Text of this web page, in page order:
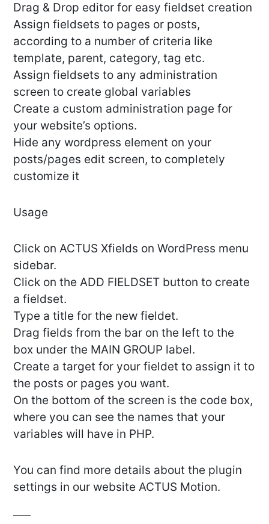
Drag & Drop editor for easy fieldset creation
Assign fieldsets to pages or posts,
according to a number of criteria like
template, parent, category, tag etc.
Assign fieldsets to any administration
screen to create global variables
Create a custom administration page for
your website’s options.
Hide any wordpress element on your
posts/pages edit screen, to completely
customize it
Usage
Click on ACTUS Xfields on WordPress menu
sidebar.
Click on the ADD FIELDSET button to create
a fieldset.
Type a title for the new fieldet.
Drag fields from the bar on the left to the
box under the MAIN GROUP label.
Create a target for your fieldet to assign it to
the posts or pages you want.
On the bottom of the screen is the code box,
where you can see the names that your
variables will have in PHP.
You can find more details about the plugin
settings in our website ACTUS Motion.